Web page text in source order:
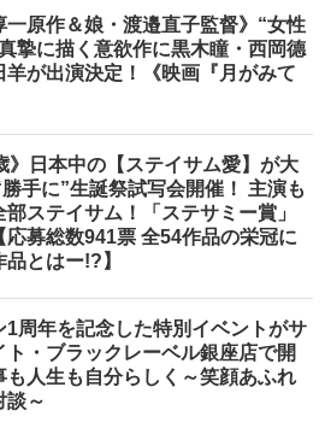
一原作＆娘・渡邉直子監督》“女性
摯に描く意欲作に黒木瞳・西岡德
羊が出演決定！《映画『月がみて
》日本中の【ステイサム愛】が大
手に”生誕祭試写会開催！ 主演も
部ステイサム！「ステサミー賞」
応募総数941票 全54作品の栄冠に
とはー!?】
1周年を記念した特別イベントがサ
ト・ブラックレーベル銀座店で開
人生も自分らしく～笑顔あふれ
談～